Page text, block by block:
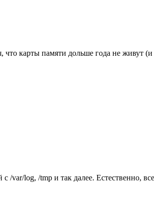
карты памяти дольше года не живут
log, /tmp и так далее. Естественно,